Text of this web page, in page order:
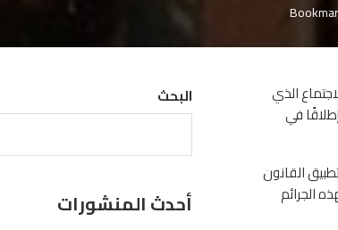
الذي
في
القانون
الجرائم
البحث
أحدث المنشورات